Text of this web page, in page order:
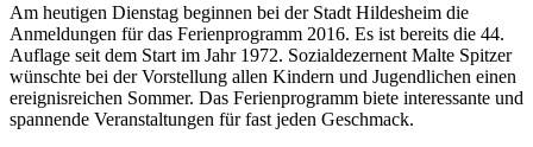
Am heutigen Dienstag beginnen bei der Stadt Hildesheim die
Anmeldungen für das Ferienprogramm 2016. Es ist bereits die 44.
Auflage seit dem Start im Jahr 1972. Sozialdezernent Malte Spitzer
wünschte bei der Vorstellung allen Kindern und Jugendlichen einen
ereignisreichen Sommer. Das Ferienprogramm biete interessante und
spannende Veranstaltungen für fast jeden Geschmack.